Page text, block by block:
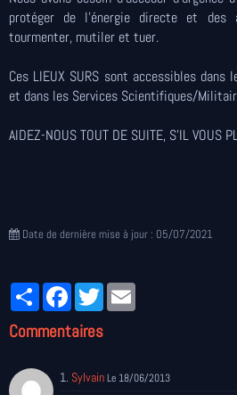
protéger de l'énergie directe et des
tourmenter, mutiler et tuer.
Ces LIEUX SURS sont accessibles
et dans les Services Scientifiques/
AIDEZ-NOUS TOUT DE SUITE, S'IL VOUS
Date de dernière mise à jour : 05/07/2021
PartagerFacebookTwitter
Commentaires
1. Sylvain Le 18/06/2013